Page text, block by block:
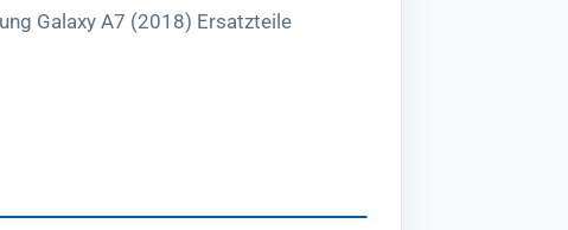
Galaxy A7 (2018) Ersatzteile